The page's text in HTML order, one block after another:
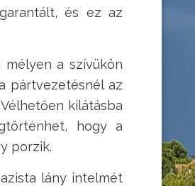
és ez az
a szívükön
pártvezetésnél az
kilátásba
hogy a
porzik.
lány intelmét